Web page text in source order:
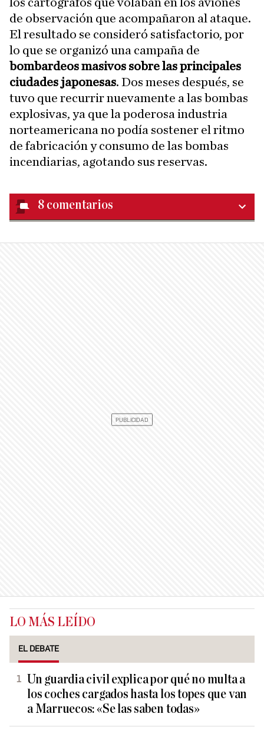
de observación que acompañaron al ataque.
El resultado se consideró satisfactorio, por
lo que se organizó una campaña de
bombardeos masivos sobre las principales
ciudades japonesas. Dos meses después, se
tuvo que recurrir nuevamente a las bombas
explosivas, ya que la poderosa industria
norteamericana no podía sostener el ritmo
de fabricación y consumo de las bombas
incendiarias, agotando sus reservas.
8 comentarios
LO MÁS LEÍDO
EL DEBATE
Un guardia civil explica por qué no multa a
los coches cargados hasta los topes que van
a Marruecos: «Se las saben todas»